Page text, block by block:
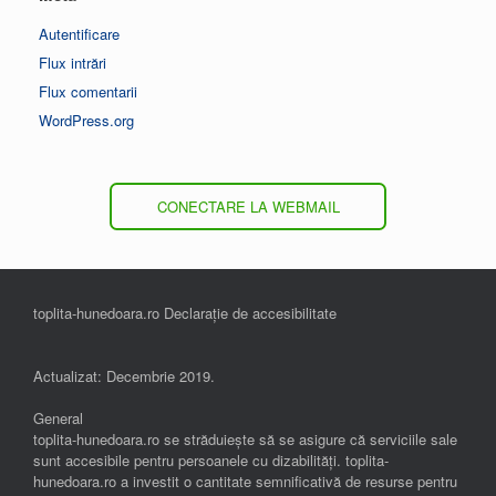
Autentificare
Flux intrări
Flux comentarii
WordPress.org
CONECTARE LA WEBMAIL
toplita-hunedoara.ro Declarație de accesibilitate
Actualizat: Decembrie 2019.
General
toplita-hunedoara.ro se străduiește să se asigure că serviciile sale
sunt accesibile pentru persoanele cu dizabilități. toplita-
hunedoara.ro a investit o cantitate semnificativă de resurse pentru